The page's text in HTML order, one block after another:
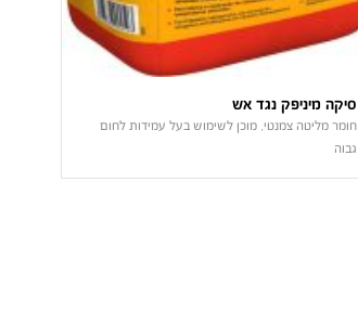
סיקה מיניפק נגד אש
חומר מליטה צמנטי, מוכן לשימוש בעל עמידות לחום
גבוה